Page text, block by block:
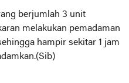
berjumlah 3 unit
melakukan pemadaman
hampir sekitar 1 jam